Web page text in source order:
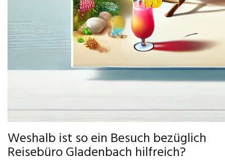
Weshalb ist so ein Besuch bezüglich
Reisebüro Gladenbach hilfreich?